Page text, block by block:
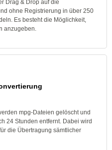
Drag & Drop auf die
ohne Registrierung in über 250
Es besteht die Möglichkeit,
anzugeben.
mpg-Dateien gelöscht und
24 Stunden entfernt. Dabei wird
die Übertragung sämtlicher